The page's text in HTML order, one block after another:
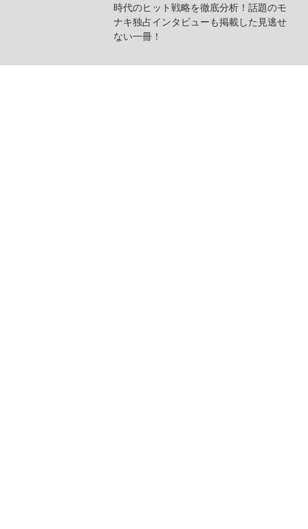
時代のヒット戦略を徹底分析！話題のモ
ナキ独占インタビューも掲載した見逃せ
ない一冊！